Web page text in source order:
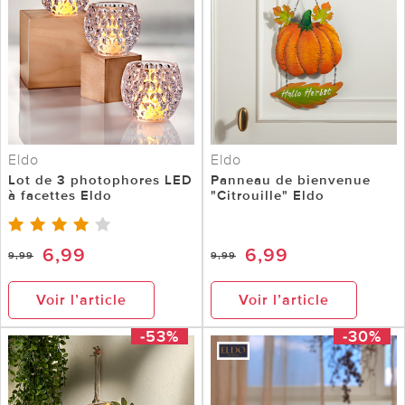
Eldo
Lot de 3 photophores LED
à facettes Eldo
9,99 6,99
Voir l’article
Eldo
Panneau de bienvenue
"Citrouille" Eldo
9,99 6,99
Voir l’article
-53% -30%